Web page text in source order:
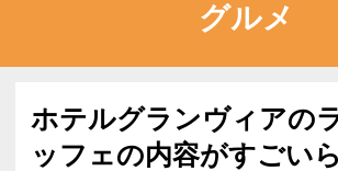
グルメ
ホテルグランヴィアの
ッフェの内容がすごいら